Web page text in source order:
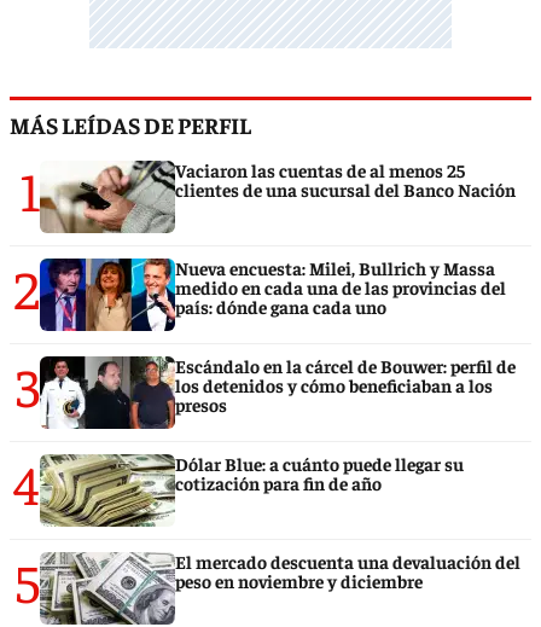
MÁS LEÍDAS DE PERFIL
1
Vaciaron las cuentas de al menos 25
clientes de una sucursal del Banco Nación
2
Nueva encuesta: Milei, Bullrich y Massa
medido en cada una de las provincias del
país: dónde gana cada uno
3
Escándalo en la cárcel de Bouwer: perfil de
los detenidos y cómo beneficiaban a los
presos
4
Dólar Blue: a cuánto puede llegar su
cotización para fin de año
5
El mercado descuenta una devaluación del
peso en noviembre y diciembre